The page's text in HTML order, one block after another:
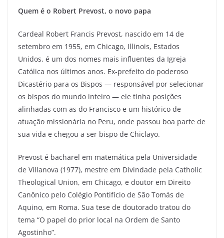
Quem é o Robert Prevost, o novo papa
Cardeal Robert Francis Prevost, nascido em 14 de
setembro em 1955, em Chicago, Illinois, Estados
Unidos, é um dos nomes mais influentes da Igreja
Católica nos últimos anos. Ex-prefeito do poderoso
Dicastério para os Bispos — responsável por selecionar
os bispos do mundo inteiro — ele tinha posições
alinhadas com as do Francisco e um histórico de
atuação missionária no Peru, onde passou boa parte de
sua vida e chegou a ser bispo de Chiclayo.
Prevost é bacharel em matemática pela Universidade
de Villanova (1977), mestre em Divindade pela Catholic
Theological Union, em Chicago, e doutor em Direito
Canônico pelo Colégio Pontifício de São Tomás de
Aquino, em Roma. Sua tese de doutorado tratou do
tema “O papel do prior local na Ordem de Santo
Agostinho”.